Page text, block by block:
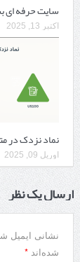
سایت حرفه ‌ای
اکتبر 13, 2025
نماد نزدک در
آوریل 09, 2025
ارسال یک نظر
نشانی ایمیل
شده‌اند *